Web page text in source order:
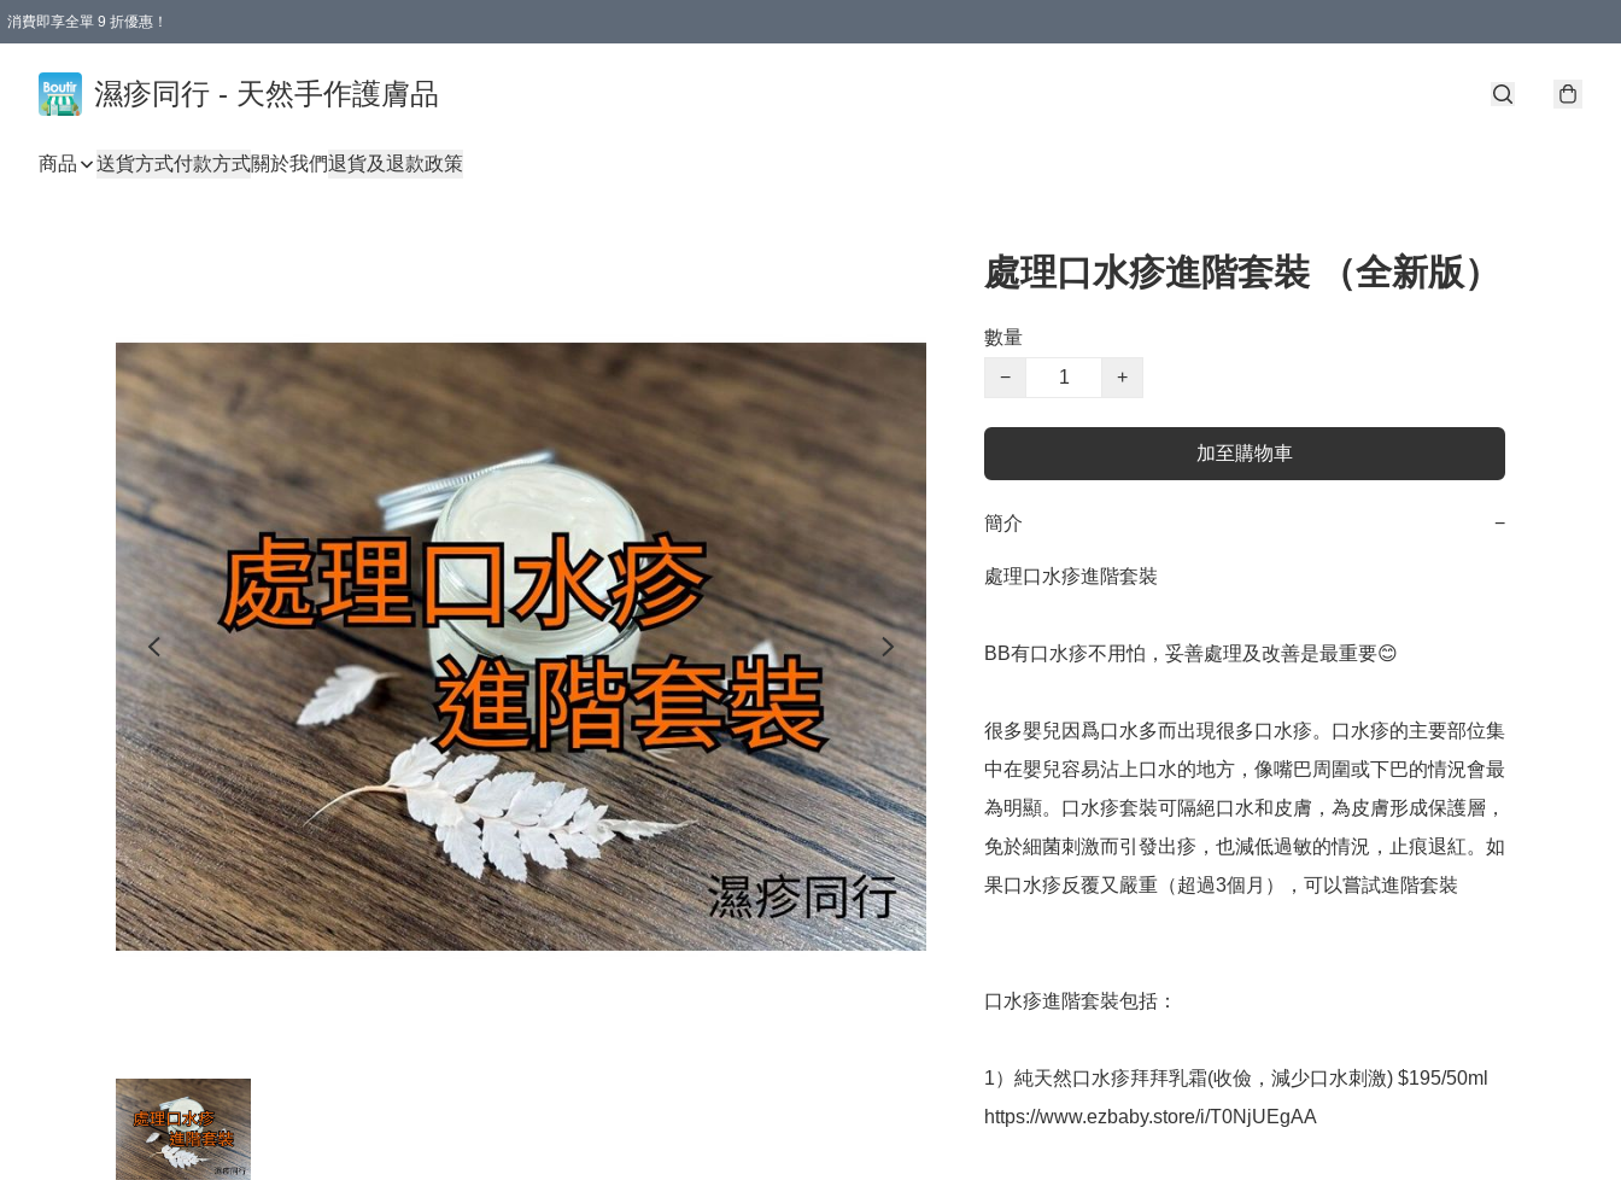
消費即享全單 9 折優惠！
濕疹同行 - 天然手作護膚品
商品 送貨方式付款方式關於我們退貨及退款政策
處理口水疹進階套裝 （全新版）
數量
−
+
加至購物車
簡介 −
處理口水疹進階套裝
BB有口水疹不用怕，妥善處理及改善是最重要😊
很多嬰兒因爲口水多而出現很多口水疹。口水疹的主要部位集
中在嬰兒容易沾上口水的地方，像嘴巴周圍或下巴的情況會最
為明顯。口水疹套裝可隔絕口水和皮膚，為皮膚形成保護層，
免於細菌刺激而引發出疹，也減低過敏的情況，止痕退紅。如
果口水疹反覆又嚴重（超過3個月），可以嘗試進階套裝
口水疹進階套裝包括：
1）純天然口水疹拜拜乳霜(收儉，減少口水刺激) $195/50ml
https://www.ezbaby.store/i/T0NjUEgAA